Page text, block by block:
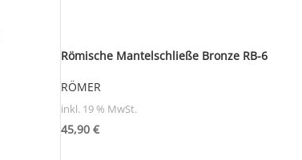
Römische Mantelschließe Bronze RB-6
RÖMER
inkl. 19 % MwSt.
45,90€